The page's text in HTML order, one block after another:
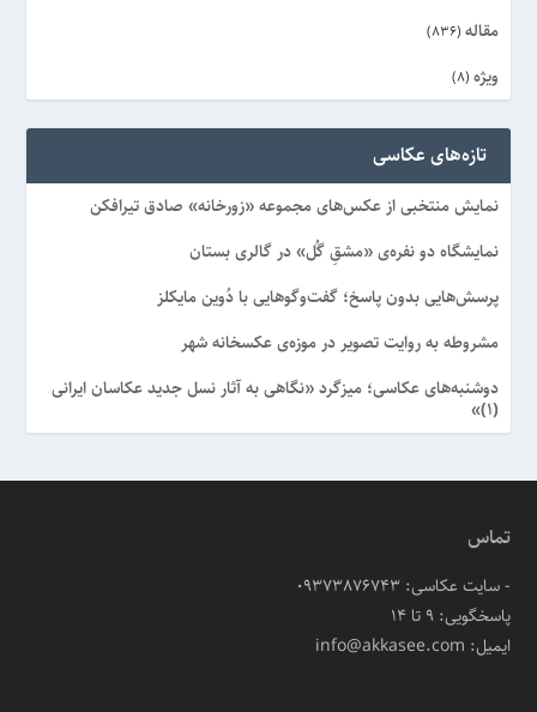
مقاله (836)
ویژه (8)
تازه‌های عکاسی
نمایش منتخبی از عکس‌های مجموعه «زورخانه» صادق تیرافکن
نمایشگاه دو نفره‌ی «مشقِ گُل» در گالری بستان
پرسش‌هایی بدون پاسخ؛ گفت‌وگوهایی با دُوین مایکلز
مشروطه به روایت تصویر در موزه‌ی عکسخانه شهر
دوشنبه‌های عکاسی؛ میزگرد «نگاهی به آثار نسل جدید عکاسان ایرانی
(۱)»
تماس
- سایت عکاسی: 09373876743
پاسخگویی: ۹ تا ۱۴
ایمیل: info@akkasee.com